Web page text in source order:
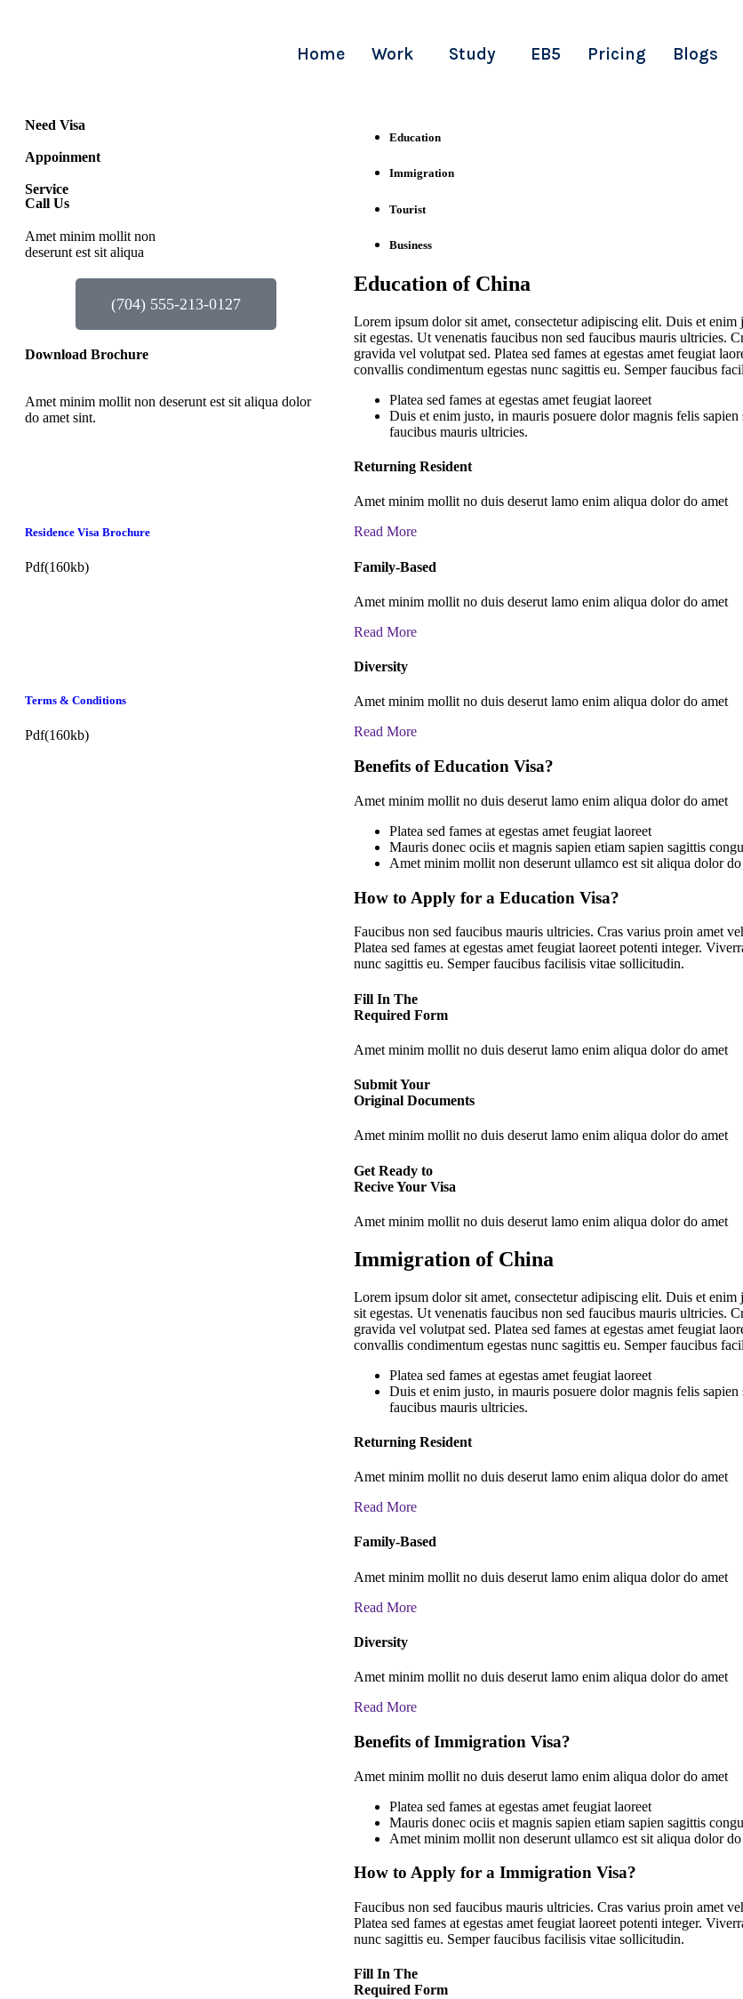
Home Work Study EB5 Pricing Blogs
Need Visa
Appoinment
Service
Call Us
Amet minim mollit non
deserunt est sit aliqua
(704) 555-213-0127
Download Brochure
Amet minim mollit non deserunt est sit aliqua dolor
do amet sint.
Residence Visa Brochure
Pdf(160kb)
Terms & Conditions
Pdf(160kb)
Education
Immigration
Tourist
Business
Education of China
Lorem ipsum dolor sit amet, consectetur adipiscing elit. Duis et
sit egestas. Ut venenatis faucibus non sed faucibus mauris ultricies.
gravida vel volutpat sed. Platea sed fames at egestas amet feugiat
convallis condimentum egestas nunc sagittis eu. Semper faucibus
Platea sed fames at egestas amet feugiat laoreet
Duis et enim justo, in mauris posuere dolor magnis felis
faucibus mauris ultricies.
Returning Resident
Amet minim mollit no duis deserut lamo enim aliqua dolor do amet
Read More
Family-Based
Amet minim mollit no duis deserut lamo enim aliqua dolor do amet
Read More
Diversity
Amet minim mollit no duis deserut lamo enim aliqua dolor do amet
Read More
Benefits of Education Visa?
Amet minim mollit no duis deserut lamo enim aliqua dolor do amet
Platea sed fames at egestas amet feugiat laoreet
Mauris donec ociis et magnis sapien etiam sapien sagittis
Amet minim mollit non deserunt ullamco est sit aliqua dolor do
How to Apply for a Education Visa?
Faucibus non sed faucibus mauris ultricies. Cras varius proin amet
Platea sed fames at egestas amet feugiat laoreet potenti integer.
nunc sagittis eu. Semper faucibus facilisis vitae sollicitudin.
Fill In The
Required Form
Amet minim mollit no duis deserut lamo enim aliqua dolor do amet
Submit Your
Original Documents
Amet minim mollit no duis deserut lamo enim aliqua dolor do amet
Get Ready to
Recive Your Visa
Amet minim mollit no duis deserut lamo enim aliqua dolor do amet
Immigration of China
Lorem ipsum dolor sit amet, consectetur adipiscing elit. Duis et
sit egestas. Ut venenatis faucibus non sed faucibus mauris ultricies.
gravida vel volutpat sed. Platea sed fames at egestas amet feugiat
convallis condimentum egestas nunc sagittis eu. Semper faucibus
Platea sed fames at egestas amet feugiat laoreet
Duis et enim justo, in mauris posuere dolor magnis felis
faucibus mauris ultricies.
Returning Resident
Amet minim mollit no duis deserut lamo enim aliqua dolor do amet
Read More
Family-Based
Amet minim mollit no duis deserut lamo enim aliqua dolor do amet
Read More
Diversity
Amet minim mollit no duis deserut lamo enim aliqua dolor do amet
Read More
Benefits of Immigration Visa?
Amet minim mollit no duis deserut lamo enim aliqua dolor do amet
Platea sed fames at egestas amet feugiat laoreet
Mauris donec ociis et magnis sapien etiam sapien sagittis
Amet minim mollit non deserunt ullamco est sit aliqua dolor do
How to Apply for a Immigration Visa?
Faucibus non sed faucibus mauris ultricies. Cras varius proin amet
Platea sed fames at egestas amet feugiat laoreet potenti integer.
nunc sagittis eu. Semper faucibus facilisis vitae sollicitudin.
Fill In The
Required Form